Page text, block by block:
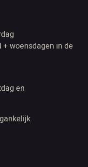
+ woensdagen in de
en